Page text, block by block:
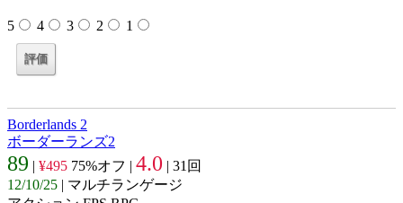
5 4 3 2 1
Borderlands 2
ボーダーランズ2
89 | ¥495 75%オフ | 4.0 | 31回
12/10/25 | マルチランゲージ